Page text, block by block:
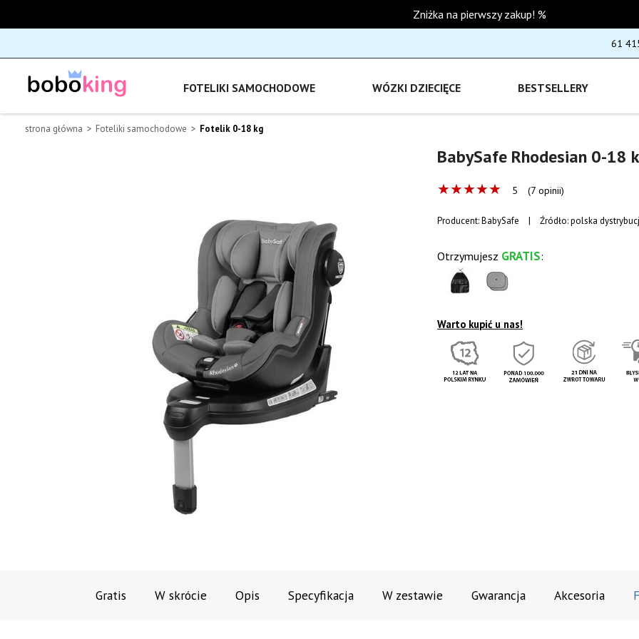
Zniżka na pierwszy zakup! %
61
FOTELIKI SAMOCHODOWE WÓZKI DZIECIĘCE BESTSELLERY
strona główna Foteliki samochodowe Fotelik 0-18 kg
BabySafe Rhodesian 0-18
★★★★★ 5 (7 opinii)
Producent:BabySafe | Źródło: polska
Otrzymujesz GRATIS:
Warto kupić u nas!
Gratis W skrócie Opis Specyfikacja W zestawie Gwarancja Akcesoria